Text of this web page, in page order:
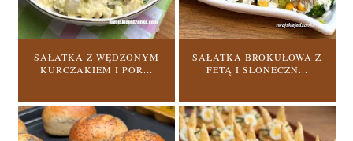
SAŁATKA Z WĘDZONYM
KURCZAKIEM I POR...
SAŁATKA BROKUŁOWA Z
FETĄ I SŁONECZN...